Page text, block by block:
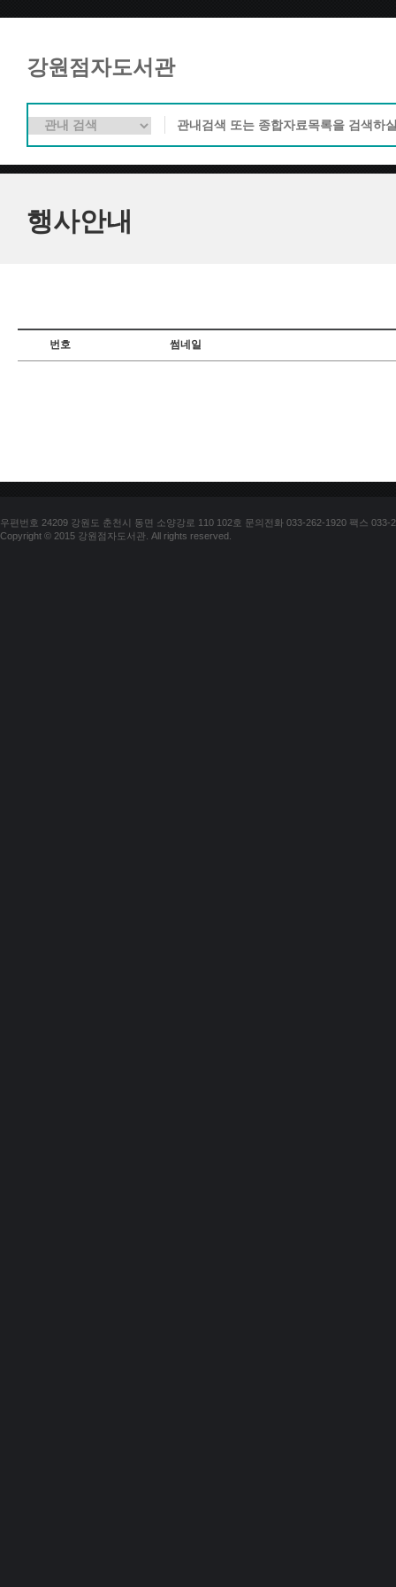
강원점자도서관
행사안내
번호 썸네일
우편번호 24209 강원도 춘천시 동면 소양강로 110 102호 문의전화 033-262-1920 팩스 033-
Copyright © 2015 강원점자도서관. All rights reserved.